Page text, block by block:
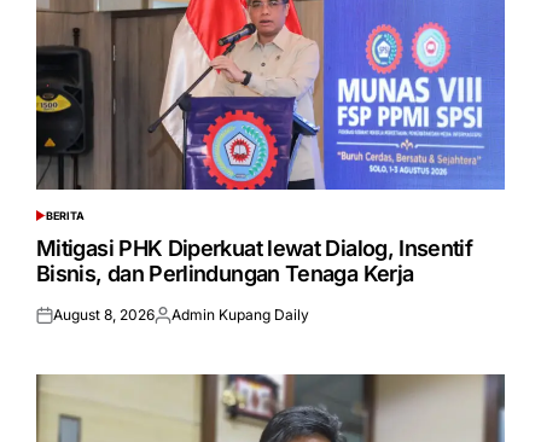
POSTED
IN
BERITA
Mitigasi PHK Diperkuat lewat Dialog, Insentif
Bisnis, dan Perlindungan Tenaga Kerja
Posted
August 8, 2026Posted
Admin Kupang Daily